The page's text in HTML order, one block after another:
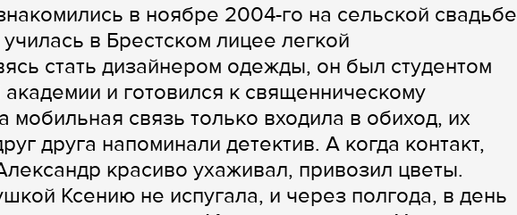
в ноябре 2004-го на сельской свадьбе
в Брестском лицее легкой
стать дизайнером одежды, он был студентом
и готовился к священническому
мобильная связь только входила в обиход, их
друга напоминали детектив. А когда контакт,
красиво ухаживал, привозил цветы.
Ксению не испугала, и через полгода, в день